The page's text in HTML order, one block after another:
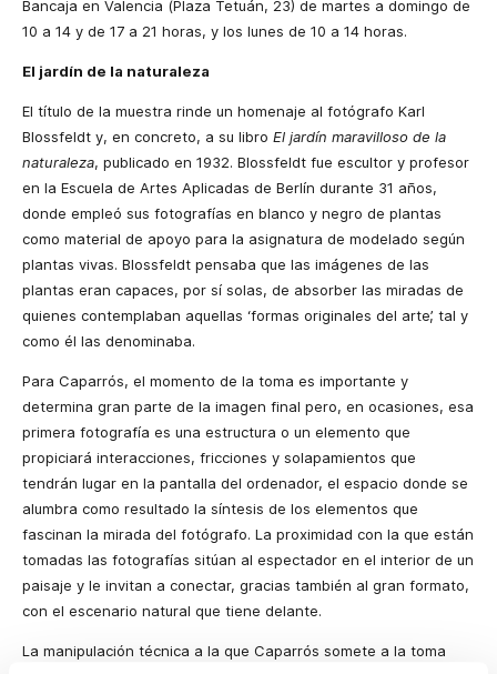
Bancaja en Valencia (Plaza Tetuán, 23) de martes a domingo de
10 a 14 y de 17 a 21 horas, y los lunes de 10 a 14 horas.
El jardín de la naturaleza
El título de la muestra rinde un homenaje al fotógrafo Karl
Blossfeldt y, en concreto, a su libro El jardín maravilloso de la
naturaleza, publicado en 1932. Blossfeldt fue escultor y profesor
en la Escuela de Artes Aplicadas de Berlín durante 31 años,
donde empleó sus fotografías en blanco y negro de plantas
como material de apoyo para la asignatura de modelado según
plantas vivas. Blossfeldt pensaba que las imágenes de las
plantas eran capaces, por sí solas, de absorber las miradas de
quienes contemplaban aquellas ‘formas originales del arte’, tal y
como él las denominaba.
Para Caparrós, el momento de la toma es importante y
determina gran parte de la imagen final pero, en ocasiones, esa
primera fotografía es una estructura o un elemento que
propiciará interacciones, fricciones y solapamientos que
tendrán lugar en la pantalla del ordenador, el espacio donde se
alumbra como resultado la síntesis de los elementos que
fascinan la mirada del fotógrafo. La proximidad con la que están
tomadas las fotografías sitúan al espectador en el interior de un
paisaje y le invitan a conectar, gracias también al gran formato,
con el escenario natural que tiene delante.
La manipulación técnica a la que Caparrós somete a la toma